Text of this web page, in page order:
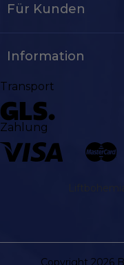
Für Kunden
Information
Transport
Zahlung
Copyright 2026